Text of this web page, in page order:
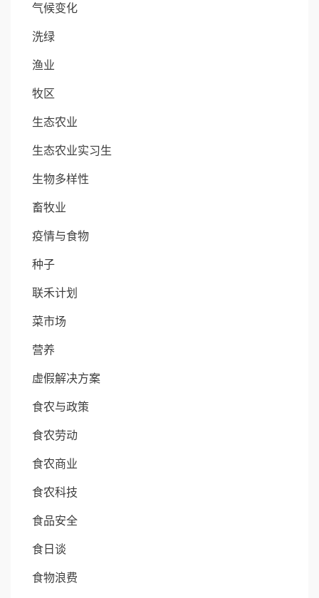
气候变化
洗绿
渔业
牧区
生态农业
生态农业实习生
生物多样性
畜牧业
疫情与食物
种子
联禾计划
菜市场
营养
虚假解决方案
食农与政策
食农劳动
食农商业
食农科技
食品安全
食日谈
食物浪费